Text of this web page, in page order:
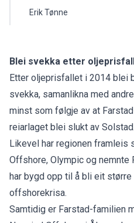
Erik Tønne
Blei svekka etter
Etter oljeprisfallet i 2014 blei
svekka, samanlikna med
minst som følgje av at
reiarlaget blei slukt av Solstad.
Likevel har regionen framleis
Offshore, Olympic og nemnte
har bygd opp til å bli eit
offshorekrisa.
Samtidig er Farstad-familien